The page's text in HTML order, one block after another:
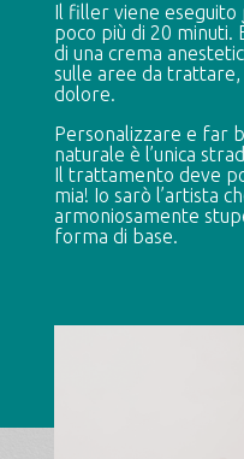
Il filler viene eseguito
poco più di 20 minuti.
di una crema
sulle aree da
dolore.
Personalizzare e far
naturale è l’unica
Il trattamento deve
mia! Io sarò l’artista
armoniosamente
forma di base.